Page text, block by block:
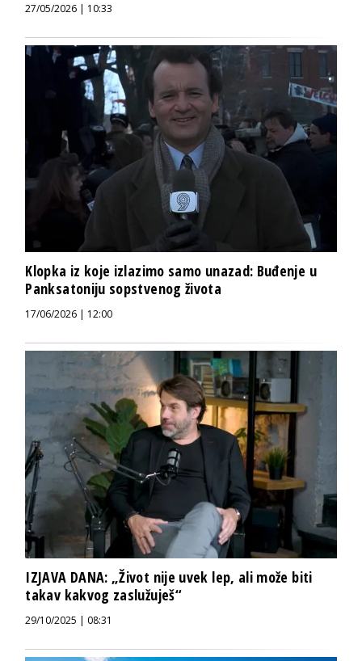
27/05/2026 | 10:33
Klopka iz koje izlazimo samo unazad: Buđenje u
Panksatoniju sopstvenog života
17/06/2026 | 12:00
IZJAVA DANA: „Život nije uvek lep, ali može biti
takav kakvog zaslužuješ“
29/10/2025 | 08:31